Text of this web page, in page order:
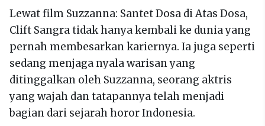
Lewat film Suzzanna: Santet Dosa di Atas Dosa,
Clift Sangra tidak hanya kembali ke dunia yang
pernah membesarkan kariernya. Ia juga seperti
sedang menjaga nyala warisan yang
ditinggalkan oleh Suzzanna, seorang aktris
yang wajah dan tatapannya telah menjadi
bagian dari sejarah horor Indonesia.